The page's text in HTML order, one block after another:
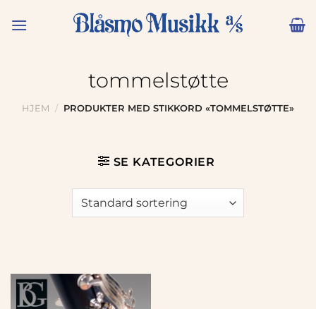
tommelstøtte
HJEM / PRODUKTER MED STIKKORD «TOMMELSTØTTE»
SE KATEGORIER